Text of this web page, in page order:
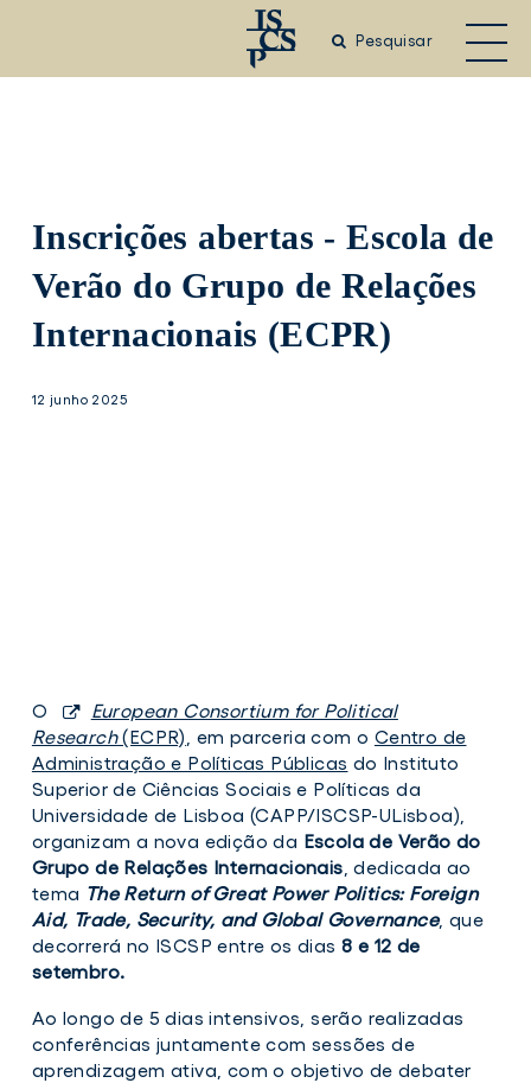
Pesquisar
Inscrições abertas - Escola de
Verão do Grupo de Relações
Internacionais (ECPR)
12 junho 2025
O
European Consortium for Political
Research(ECPR) , em parceria com o Centro de
Administração e Políticas Públicas do Instituto
Superior de Ciências Sociais e Políticas da
Universidade de Lisboa (CAPP/ISCSP-ULisboa),
organizam a nova edição da Escola de Verão do
Grupo de Relações Internacionais , dedicada ao
tema The Return of Great Power Politics: Foreign
Aid, Trade, Security, and Global Governance, que
decorrerá no ISCSP entre os dias8 e 12 de
setembro.
Ao longo de 5 dias intensivos, serão realizadas
conferências juntamente com sessões de
aprendizagem ativa, com o objetivo de debater